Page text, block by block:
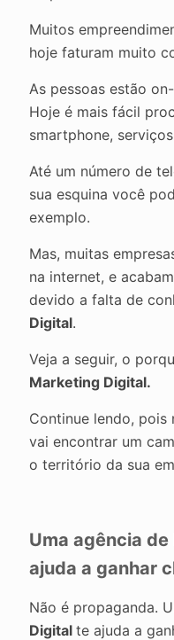
Muitos
hoje faturam muito
As pessoas estão
Hoje é mais fácil
smartphone,
Até um número de
sua esquina você
exemplo.
Mas, muitas
na internet, e
devido a falta de
Digital.
Veja a seguir, o
Marketing Digital.
Continue lendo,
vai encontrar um
o território da sua
Uma agência
ajuda a ganhar
Não é propaganda.
Digital te ajuda a